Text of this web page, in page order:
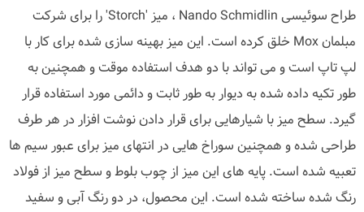
طراح سوئیسی Nando Schmidlin ، میز 'Storch' را برای شرکت
مبلمان Mox خلق کرده است. این میز بهینه سازی شده برای کار با
لپ تاپ است و می تواند با دو هدف استفاده موقت و همچنین به
طور تکیه داده شده به دیوار به طور ثابت و دائمی مورد استفاده قرار
گیرد. سطح میز با شیارهایی برای قرار دادن نوشت افزار در هر طرف
طراحی شده و همچنین سوراخ هایی در انتهای میز برای عبور سیم ها
تعبیه شده است. پایه های این میز از چوب بلوط و سطح میز از فولاد
رنگ شده ساخته شده است. این محصول، در دو رنگ آبی و سفید